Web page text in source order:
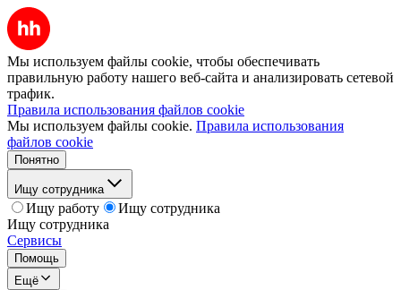
Мы используем файлы cookie, чтобы обеспечивать
правильную работу нашего веб-сайта и анализировать сетевой
трафик.
Правила использования файлов cookie
Мы используем файлы cookie. Правила использования
файлов cookie
Понятно
Ищу сотрудника
Ищу работу
Ищу сотрудника
Ищу сотрудника
Сервисы
Помощь
Ещё